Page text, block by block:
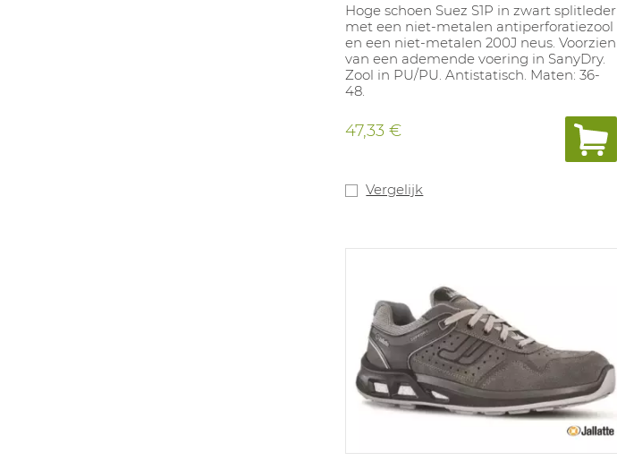
Hoge schoen Suez S1P in zwart splitleder
met een niet-metalen antiperforatiezool
en een niet-metalen 200J neus. Voorzien
van een ademende voering in SanyDry.
Zool in PU/PU. Antistatisch. Maten: 36-
48.
47,33 €
Vergelijk